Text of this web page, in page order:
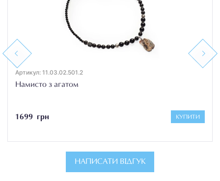
Previous
Артикул: 11.03.02.501.2
Намисто з агатом
1699 грн КУПИТИ
Next
НАПИСАТИ ВІДГУК